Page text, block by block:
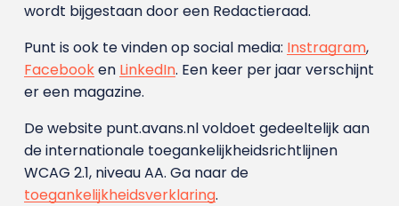
wordt bijgestaan door een Redactieraad.
Punt is ook te vinden op social media: Instragram,
Facebooken LinkedIn. Een keer per jaar verschijnt
er een magazine.
De website punt.avans.nl voldoet gedeeltelijk aan
de internationale toegankelijkheidsrichtlijnen
WCAG 2.1, niveau AA. Ga naar de
toegankelijkheidsverklaring.